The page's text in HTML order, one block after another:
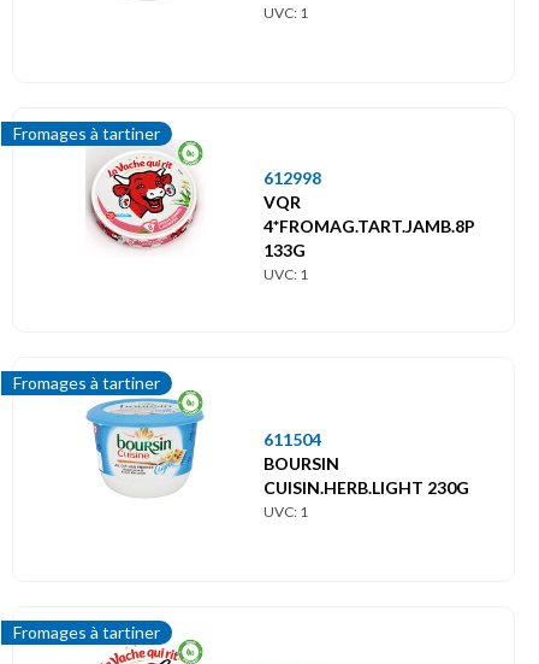
UVC: 1
Fromages à tartiner
612998
VQR
4*FROMAG.TART.JAMB.8P
133G
UVC: 1
Fromages à tartiner
611504
BOURSIN
CUISIN.HERB.LIGHT 230G
UVC: 1
Fromages à tartiner